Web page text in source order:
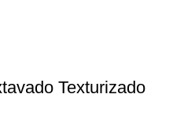
Texturizado